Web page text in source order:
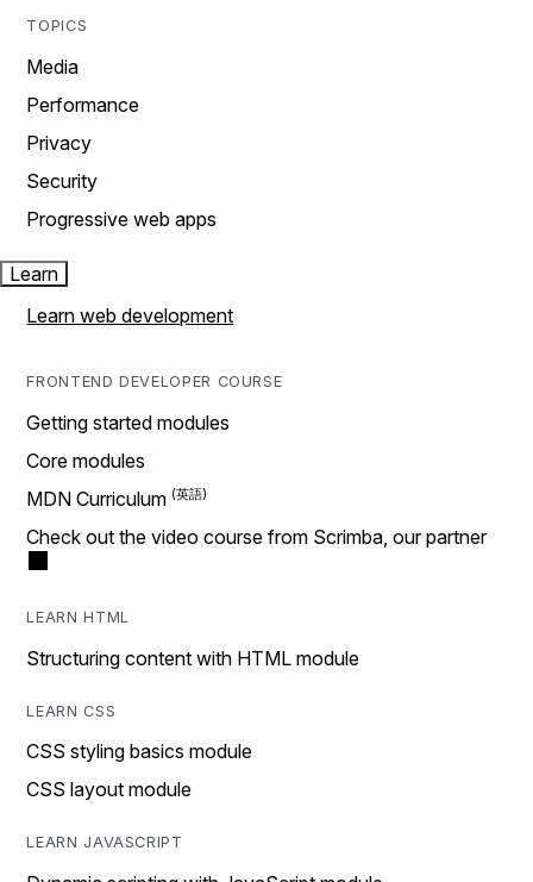
TOPICS
Media
Performance
Privacy
Security
Progressive web apps
Learn
Learn web development
FRONTEND DEVELOPER COURSE
Getting started modules
Core modules
MDN Curriculum
Check out the video course from Scrimba, our partner
LEARN HTML
Structuring content with HTML module
LEARN CSS
CSS styling basics module
CSS layout module
LEARN JAVASCRIPT